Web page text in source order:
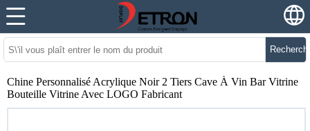
Chine Personnalisé Acrylique Noir 2 Tiers Cave À Vin Bar Vitrine
Bouteille Vitrine Avec LOGO Fabricant